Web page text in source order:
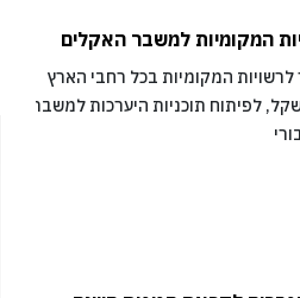
המקומיות למשבר האקלים
המקומיות בכל רחבי הארץ
של כ-32 מיליון שקל, לפיתוח תוכניות היערכות למשבר